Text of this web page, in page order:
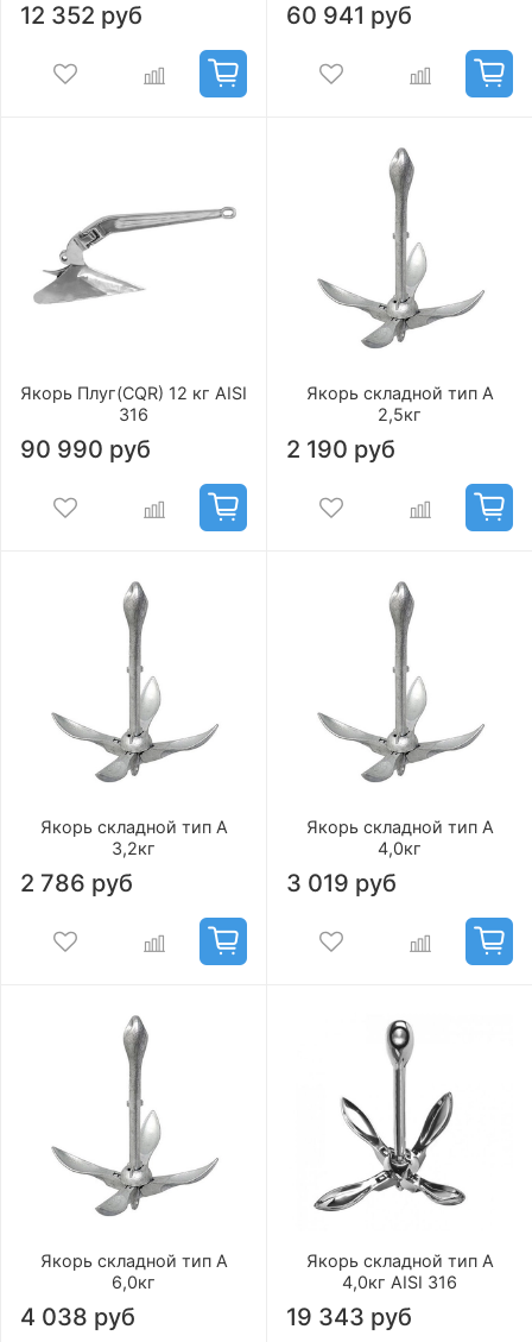
12 352 руб 60 941 руб
Якорь Плуг(CQR) 12 кг AISI
316
90 990 руб
Якорь складной тип А
2,5кг
2 190 руб
Якорь складной тип А
3,2кг
2 786 руб
Якорь складной тип А
4,0кг
3 019 руб
Якорь складной тип А
6,0кг
4 038 руб
Якорь складной тип А
4,0кг AISI 316
19 343 руб